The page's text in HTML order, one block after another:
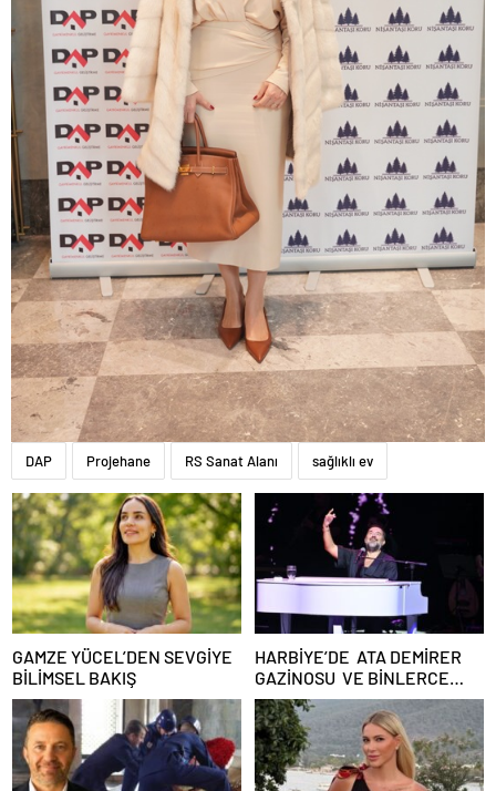
DAP Projehane RS Sanat Alanı sağlıklı ev
GAMZE YÜCEL’DEN SEVGİYE
BİLİMSEL BAKIŞ
HARBİYE’DE ATA DEMİRER
GAZİNOSU VE BİNLERCE
KAHKAHA